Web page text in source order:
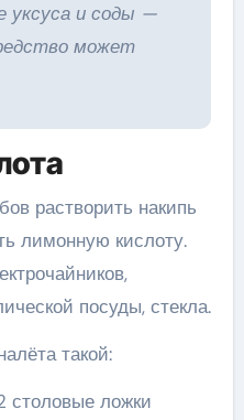
уксуса и соды —
может
растворить накипь
лимонную кислоту.
посуды, стекла.
такой:
столовые ложки